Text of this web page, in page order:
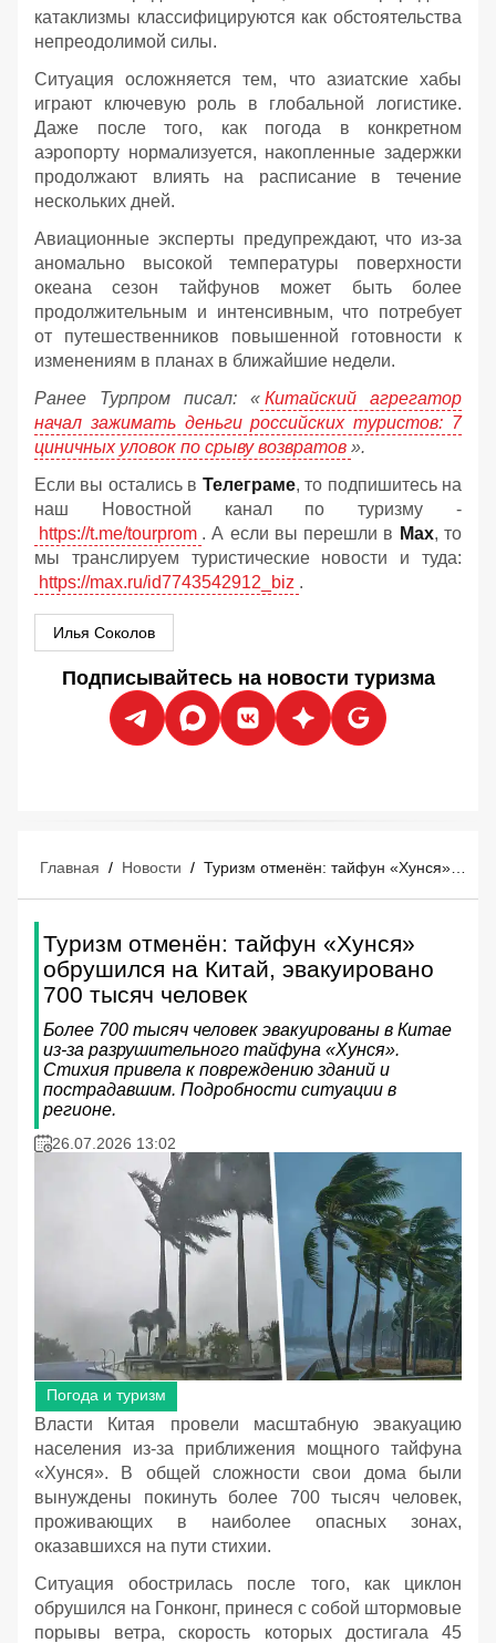
катаклизмы классифицируются как обстоятельства
непреодолимой силы.
Ситуация осложняется тем, что азиатские хабы
играют ключевую роль в глобальной логистике.
Даже после того, как погода в конкретном
аэропорту нормализуется, накопленные задержки
продолжают влиять на расписание в течение
нескольких дней.
Авиационные эксперты предупреждают, что из-за
аномально высокой температуры поверхности
океана сезон тайфунов может быть более
продолжительным и интенсивным, что потребует
от путешественников повышенной готовности к
изменениям в планах в ближайшие недели.
Ранее Турпром писал: « Китайский агрегатор
начал зажимать деньги российских туристов: 7
циничных уловок по срыву возвратов ».
Если вы остались в Телеграме, то подпишитесь на
наш Новостной канал по туризму -
https://t.me/tourprom . А если вы перешли в Мах, то
мы транслируем туристические новости и туда:
https://max.ru/id7743542912_biz .
Илья Соколов
Подписывайтесь на новости туризма
Главная / Новости /
Туризм отменён: тайфун «Хунся»
обрушился на Китай, эвакуировано
700 тысяч человек
Более 700 тысяч человек эвакуированы в Китае
из-за разрушительного тайфуна «Хунся».
Стихия привела к повреждению зданий и
пострадавшим. Подробности ситуации в
регионе.
26.07.2026 13:02
Погода и туризм
Власти Китая провели масштабную эвакуацию
населения из-за приближения мощного тайфуна
«Хунся». В общей сложности свои дома были
вынуждены покинуть более 700 тысяч человек,
проживающих в наиболее опасных зонах,
оказавшихся на пути стихии.
Ситуация обострилась после того, как циклон
обрушился на Гонконг, принеся с собой штормовые
порывы ветра, скорость которых достигала 45